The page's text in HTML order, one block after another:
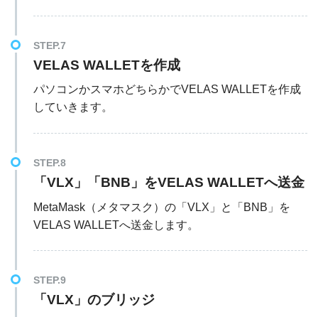
STEP.7
VELAS WALLETを作成
パソコンかスマホどちらかでVELAS WALLETを作成
していきます。
STEP.8
「VLX」「BNB」をVELAS WALLETへ送金
MetaMask（メタマスク）の「VLX」と「BNB」を
VELAS WALLETへ送金します。
STEP.9
「VLX」のブリッジ